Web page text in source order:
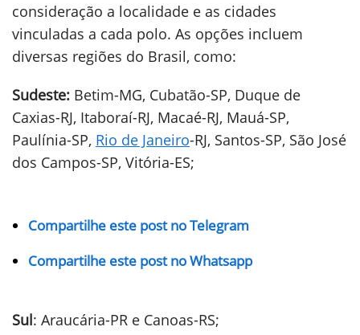
consideração a localidade e as cidades
vinculadas a cada polo. As opções incluem
diversas regiões do Brasil, como:
Sudeste: Betim-MG, Cubatão-SP, Duque de
Caxias-RJ, Itaboraí-RJ, Macaé-RJ, Mauá-SP,
Paulínia-SP, Rio de Janeiro-RJ, Santos-SP, São José
dos Campos-SP, Vitória-ES;
Compartilhe este post no Telegram
Compartilhe este post no Whatsapp
Sul: Araucária-PR e Canoas-RS;